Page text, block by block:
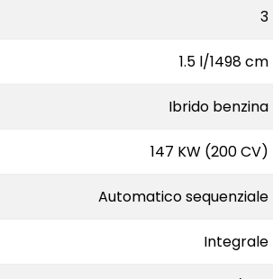
3
1.5 l/1498 cm
Ibrido benzina
147 KW (200 CV)
Automatico sequenziale
Integrale